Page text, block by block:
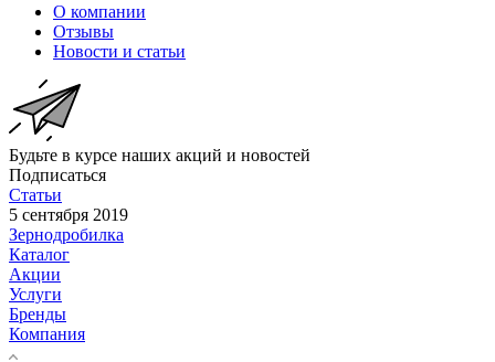
О компании
Отзывы
Новости и статьи
Будьте в курсе наших акций и новостей
Подписаться
Статьи
5 сентября 2019
Зернодробилка
Каталог
Акции
Услуги
Бренды
Компания